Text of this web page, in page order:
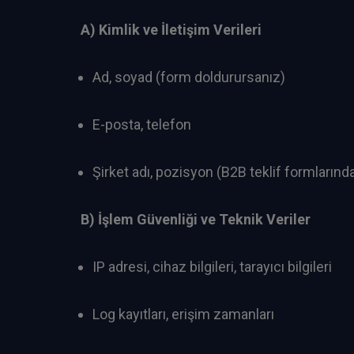
A) Kimlik ve İletişim Verileri
Ad, soyad (form doldurursanız)
E-posta, telefon
Şirket adı, pozisyon (B2B teklif
B) İşlem Güvenliği ve Teknik Veriler
IP adresi, cihaz bilgileri, tarayıcı bilgileri
Log kayıtları, erişim zamanları